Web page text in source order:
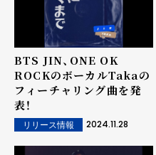
BTS JIN、ONE OK
ROCKのボーカルTakaの
フィーチャリング曲を発
表！
リリース情報 2024.11.28